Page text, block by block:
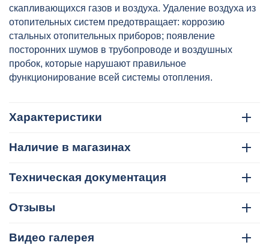
скапливающихся газов и воздуха. Удаление воздуха из
отопительных систем предотвращает: коррозию
стальных отопительных приборов; появление
посторонних шумов в трубопроводе и воздушных
пробок, которые нарушают правильное
функционирование всей системы отопления.
Характеристики
Наличие в магазинах
Техническая документация
Отзывы
Видео галерея